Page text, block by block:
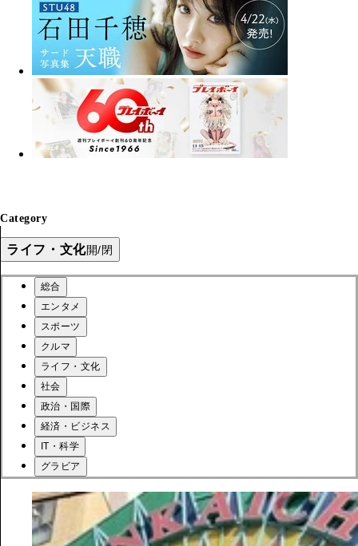
Category
ライフ・文化開/閉
総合
エンタメ
スポーツ
クルマ
ライフ・文化
社会
政治・国際
経済・ビジネス
IT・科学
グラビア